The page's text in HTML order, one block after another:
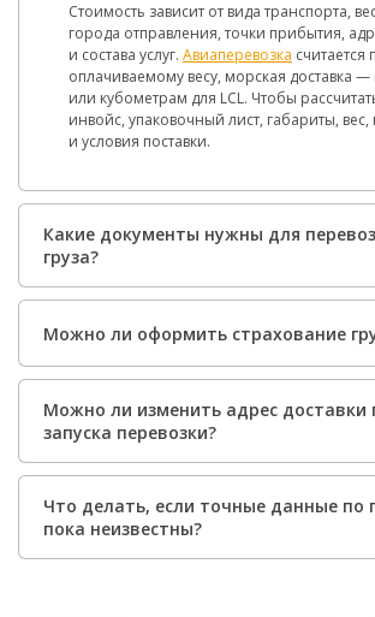
Стоимость зависит от вида транспорта,
города отправления, точки прибытия,
и состава услуг. Авиаперевозка считается
оплачиваемому весу, морская доставка
или кубометрам для LCL. Чтобы
инвойс, упаковочный лист, габариты, вес,
и условия поставки.
Какие документы нужны для
груза?
Можно ли оформить страхование
Можно ли изменить адрес доставки
запуска перевозки?
Что делать, если точные данные по
пока неизвестны?